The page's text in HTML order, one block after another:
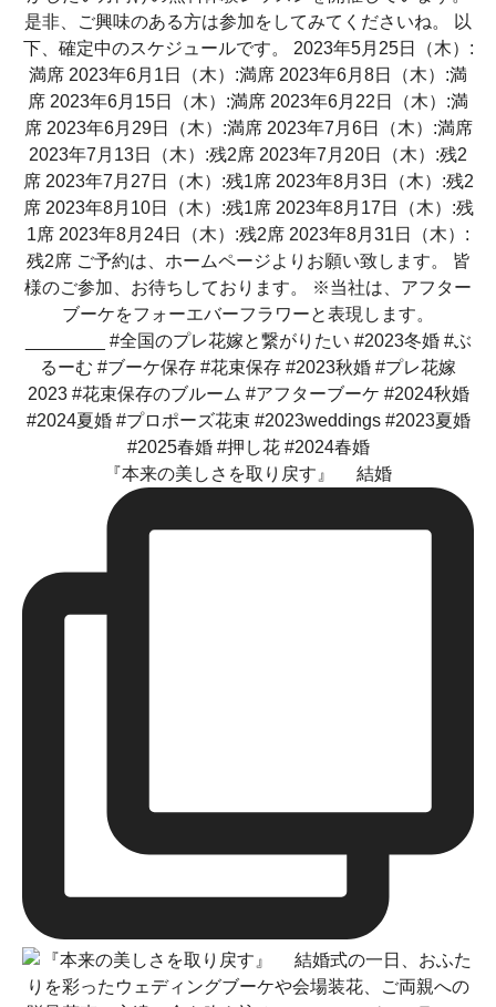
『本来の美しさを取り戻す』 結婚